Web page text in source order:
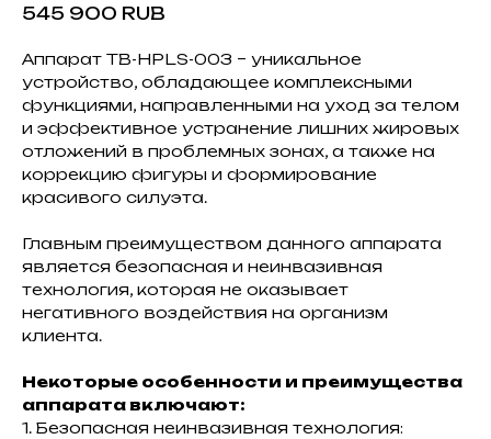
545 900 RUB
Аппарат TB-HPLS-003 – уникальное
устройство, обладающее комплексными
функциями, направленными на уход за телом
и эффективное устранение лишних жировых
отложений в проблемных зонах, а также на
коррекцию фигуры и формирование
красивого силуэта.
Главным преимуществом данного аппарата
является безопасная и неинвазивная
технология, которая не оказывает
негативного воздействия на организм
клиента.
Некоторые особенности и преимущества
аппарата включают:
1. Безопасная неинвазивная технология: